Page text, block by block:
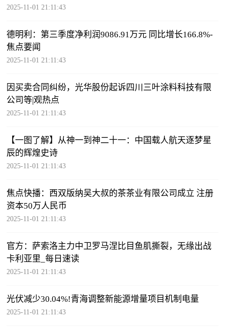
2025-11-01 21:11:43
德明利：第三季度净利润9086.91万元 同比增长166.8%-
焦点要闻
2025-11-01 21:11:43
因买卖合同纠纷，光华股份起诉四川三叶涂料科技有限
公司等|观热点
2025-11-01 21:11:43
【一图了解】从神一到神二十一：中国载人航天逐梦星
辰的辉煌史诗
2025-11-01 21:11:43
焦点快播：西双版纳吴大叔的茶茶业有限公司成立 注册
资本50万人民币
2025-11-01 21:11:43
官方：萨索洛主力中卫罗马涅比目鱼肌撕裂，无缘出战
卡利亚里_每日速读
2025-11-01 21:11:43
光伏减少30.04%!青海调整新能源增量项目机制电量
2025-11-01 21:11:43